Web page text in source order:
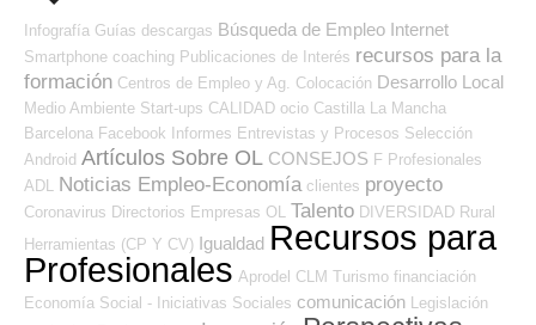
Infografía Guías descargas Búsqueda de Empleo Internet
Smartphone coaching Publicaciones de Interés recursos para la
formación Centros de Empleo y Ag. Colocación Desarrollo Local
Medio Ambiente Start-ups CALIDAD ocio Castilla La Mancha
Barcelona Facebook Informes Entrevistas y Procesos Selección
Android Artículos Sobre OL CONSEJOS F Profesionales
ADL
Noticias Empleo-Economía clientes proyecto
Coronavirus Directorios Empresas OL Talento DIVERSIDAD Rural
Herramientas (CP Y CV) Igualdad Recursos para
Profesionales Aprodel CLM Turismo financiación
Economía Social - Iniciativas Sociales comunicación Legislación